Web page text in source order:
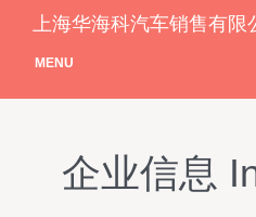
上海华海科汽车销售有限
MENU
企业信息